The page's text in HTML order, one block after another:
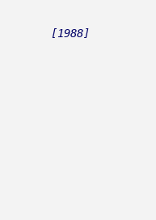
[1988]